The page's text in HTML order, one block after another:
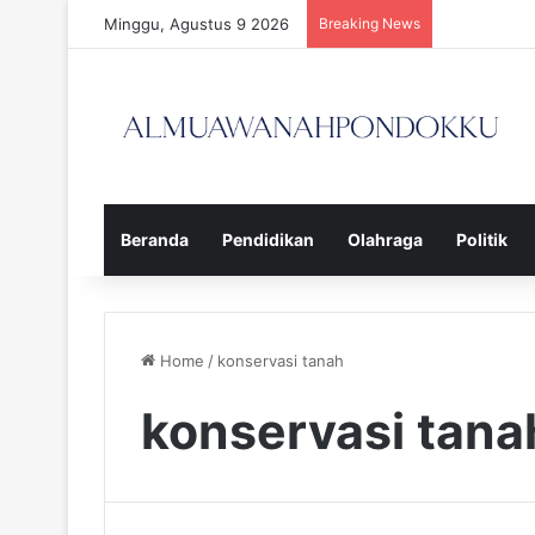
Minggu, Agustus 9 2026 Breaking News
Beranda Pendidikan Olahraga Politik
Home / konservasi tanah
konservasi